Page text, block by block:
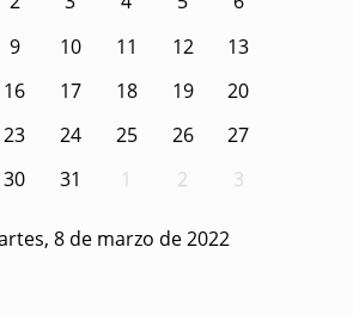
9 10 11 12
13
16 17 18 19
20
23 24 25 26
27
30 31 1 2 3
8 de marzo de 2022